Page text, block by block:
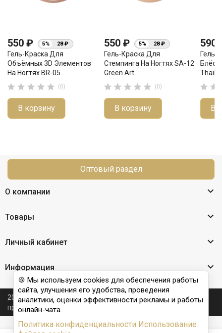
550 ₽ 5% 28 ₽
Гель-Краска Для
Объёмных 3D Элементов
На Ногтях BR-05...
     (0)
В корзину
550 ₽ 5% 28 ₽
Гель-Краска Для
Стемпинга На Ногтях SA-12
Green Art
     (0)
В корзину
590
Гель-
 
В
Оптовый раздел
О компании 
Товары 
Личный кабинет 
Информация 
2026 © Nail Club professional - официальный сайт
производителя бренда для наращивания ногтей
🍪 Мы используем cookies для обеспечения работы
сайта, улучшения его удобства, проведения
аналитики, оценки эффективности рекламы и работы
онлайн-чата.
Политика конфиденциальности Использование